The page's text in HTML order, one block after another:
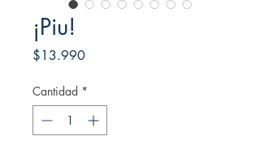
¡Piu!
$13.990Precio
Cantidad *